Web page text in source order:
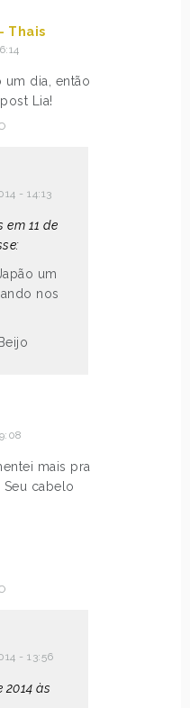
Thais
um dia, então
Lia!
- 14:13
em 11 de
um
nos
mais pra
cabelo
- 13:56
2014 às